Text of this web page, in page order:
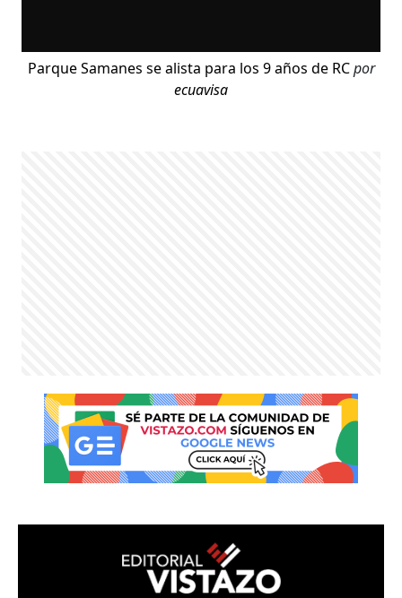
Parque Samanes se alista para los 9 años de RC por
ecuavisa